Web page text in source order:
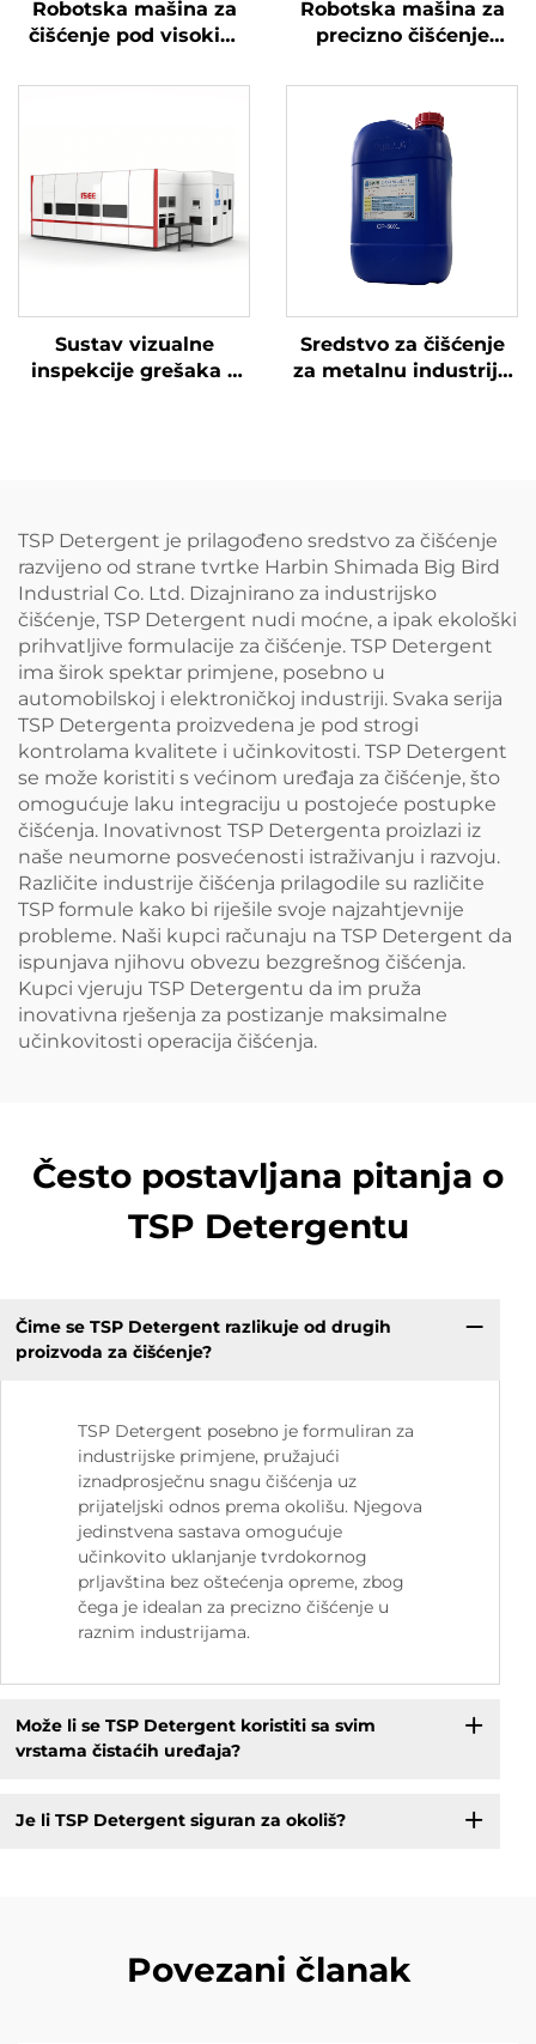
Robotska mašina za
čišćenje pod visokim
Robotska mašina za
precizno čišćenje
tlakom
Sustav vizualne
inspekcije grešaka –
Sredstvo za čišćenje
za metalnu industriju
TSP Detergent je prilagođeno sredstvo za čišćenje
razvijeno od strane tvrtke Harbin Shimada Big Bird
Industrial Co. Ltd. Dizajnirano za industrijsko
čišćenje, TSP Detergent nudi moćne, a ipak ekološki
prihvatljive formulacije za čišćenje. TSP Detergent
ima širok spektar primjene, posebno u
automobilskoj i elektroničkoj industriji. Svaka serija
TSP Detergenta proizvedena je pod strogi
kontrolama kvalitete i učinkovitosti. TSP Detergent
se može koristiti s većinom uređaja za čišćenje, što
omogućuje laku integraciju u postojeće postupke
čišćenja. Inovativnost TSP Detergenta proizlazi iz
naše neumorne posvećenosti istraživanju i razvoju.
Različite industrije čišćenja prilagodile su različite
TSP formule kako bi riješile svoje najzahtjevnije
probleme. Naši kupci računaju na TSP Detergent da
ispunjava njihovu obvezu bezgrešnog čišćenja.
Kupci vjeruju TSP Detergentu da im pruža
inovativna rješenja za postizanje maksimalne
učinkovitosti operacija čišćenja.
Često postavljana pitanja o
TSP Detergentu
Čime se TSP Detergent razlikuje od drugih
proizvoda za čišćenje?
TSP Detergent posebno je formuliran za
industrijske primjene, pružajući
iznadprosječnu snagu čišćenja uz
prijateljski odnos prema okolišu. Njegova
jedinstvena sastava omogućuje
učinkovito uklanjanje tvrdokornog
prljavština bez oštećenja opreme, zbog
čega je idealan za precizno čišćenje u
raznim industrijama.
Može li se TSP Detergent koristiti sa svim
vrstama čistaćih uređaja?
Je li TSP Detergent siguran za okoliš?
Povezani članak